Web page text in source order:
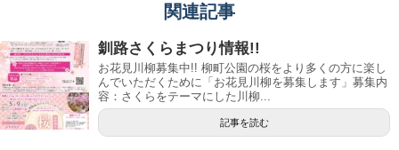
関連記事
釧路さくらまつり情報!!
お花見川柳募集中!! 柳町公園の桜をより多くの方に楽し
んでいただくために「お花見川柳を募集します」募集内
容：さくらをテーマにした川柳...
記事を読む